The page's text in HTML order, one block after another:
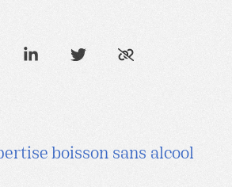
boisson sans alcool